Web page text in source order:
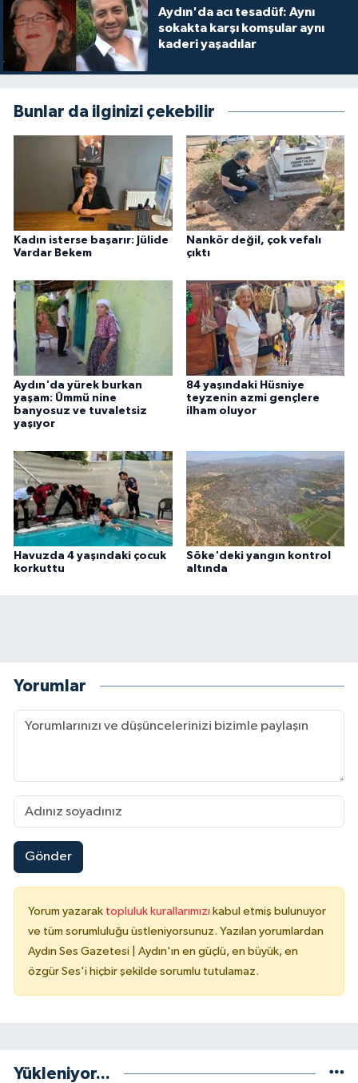
Aydın'da acı tesadüf: Aynı
sokakta karşı komşular aynı
kaderi yaşadılar
Bunlar da ilginizi çekebilir
Kadın isterse başarır: Jülide
Vardar Bekem
Nankör değil, çok vefalı
çıktı
Aydın'da yürek burkan
yaşam: Ümmü nine
banyosuz ve tuvaletsiz
yaşıyor
84 yaşındaki Hüsniye
teyzenin azmi gençlere
ilham oluyor
Havuzda 4 yaşındaki çocuk
korkuttu
Söke'deki yangın kontrol
altında
Yorumlar
Gönder
Yorum yazarak topluluk kurallarımızı kabul etmiş bulunuyor
ve tüm sorumluluğu üstleniyorsunuz. Yazılan yorumlardan
Aydın Ses Gazetesi | Aydın'ın en güçlü, en büyük, en
özgür Ses'i hiçbir şekilde sorumlu tutulamaz.
Yükleniyor...